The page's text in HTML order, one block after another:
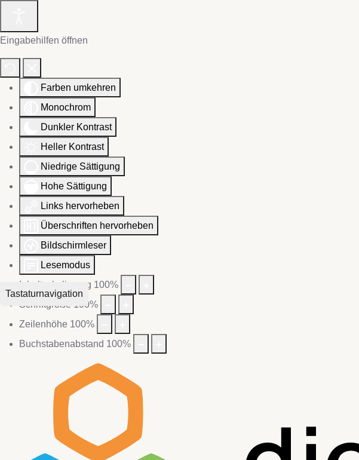
Eingabehilfen öffnen
Farben umkehren
Monochrom
Dunkler Kontrast
Heller Kontrast
Niedrige Sättigung
Hohe Sättigung
Links hervorheben
Überschriften hervorheben
Bildschirmleser
Lesemodus
Inhaltsskalierung 100%
Schriftgröße 100%
Zeilenhöhe 100%
Buchstabenabstand 100%
Tastaturnavigation